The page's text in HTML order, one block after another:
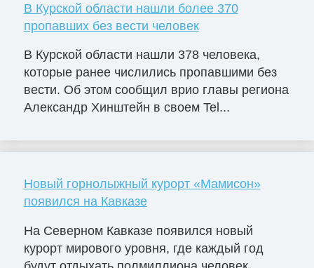
В Курской области нашли более 370
пропавших без вести человек
В Курской области нашли 378 человека,
которые ранее числились пропавшими без
вести. Об этом сообщил врио главы региона
Александр Хинштейн в своем Tel...
Новый горнолыжный курорт «Мамисон»
появился на Кавказе
На Северном Кавказе появился новый
курорт мирового уровня, где каждый год